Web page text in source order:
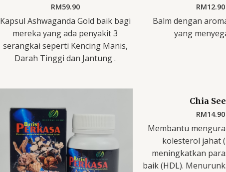
RM59.90
Kapsul Ashwaganda Gold baik bagi
mereka yang ada penyakit 3
serangkai seperti Kencing Manis,
Darah Tinggi dan Jantung .
RM12.90
Balm dengan
yang
Chia
RM14.90
Membantu
kolesterol jahat
meningkatkan
baik (HDL).